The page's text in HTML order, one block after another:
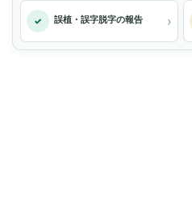
✓ 誤植・誤字脱字の報告 ›